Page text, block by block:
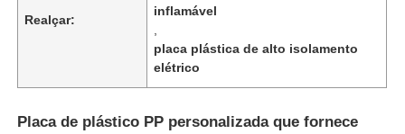
Realçar:
inflamável
placa plástica de alto isolamento
elétrico
Placa de plástico PP personalizada que fornece